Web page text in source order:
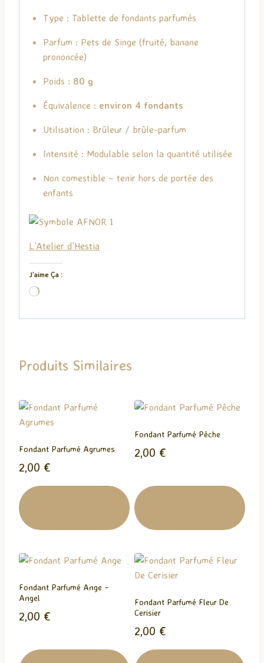
Type : Tablette de fondants parfumés
Parfum : Pets de Singe (fruité, banane
prononcée)
Poids : 80 g
Équivalence : environ 4 fondants
Utilisation : Brûleur / brûle-parfum
Intensité : Modulable selon la quantité utilisée
Non comestible – tenir hors de portée des
enfants
L’Atelier d’Hestia
J’aime Ça :
C
a
e
n
t
Produits Similaires
Fondant Parfumé Agrumes
2,00 €
Fondant Parfumé Pêche
2,00 €
Fondant Parfumé Ange –
Angel
2,00 €
Fondant Parfumé Fleur De
Cerisier
2,00 €